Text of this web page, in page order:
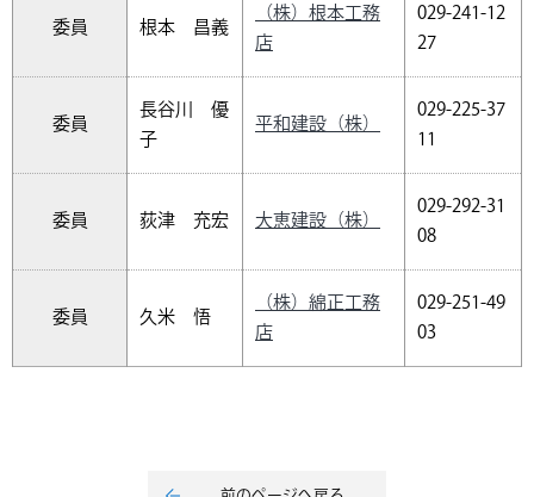
委員 根本 昌義
（株）根本工務
店
029-241-12
27
委員
長谷川 優
子
平和建設（株）
029-225-37
11
委員 荻津 充宏 大恵建設（株）
029-292-31
08
委員 久米 悟
（株）綿正工務
店
029-251-49
03